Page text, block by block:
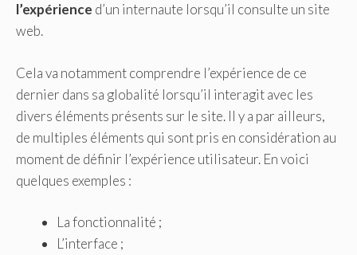
l’expérience d’un internaute lorsqu’il consulte un site
web.
Cela va notamment comprendre l’expérience de ce
dernier dans sa globalité lorsqu’il interagit avec les
divers éléments présents sur le site. Il y a par ailleurs,
de multiples éléments qui sont pris en considération au
moment de définir l’expérience utilisateur. En voici
quelques exemples :
La fonctionnalité ;
L’interface ;